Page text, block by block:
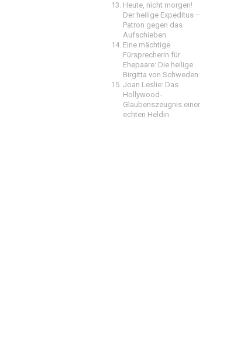
Heute, nicht morgen!
Der heilige Expeditus –
Patron gegen das
Aufschieben
Eine mächtige
Fürsprecherin für
Ehepaare: Die heilige
Birgitta von Schweden
Joan Leslie: Das
Hollywood-
Glaubenszeugnis einer
echten Heldin